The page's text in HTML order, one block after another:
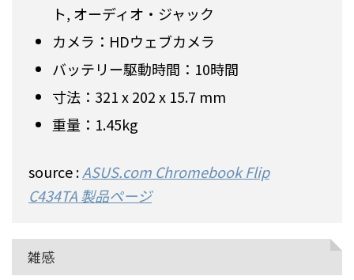
ト, オーディオ・ジャック
カメラ：HDウェブカメラ
バッテリー駆動時間：10時間
寸法：321 x 202 x 15.7 mm
重量：1.45kg
source :ASUS.com Chromebook Flip
C434TA製品ページ
雑感